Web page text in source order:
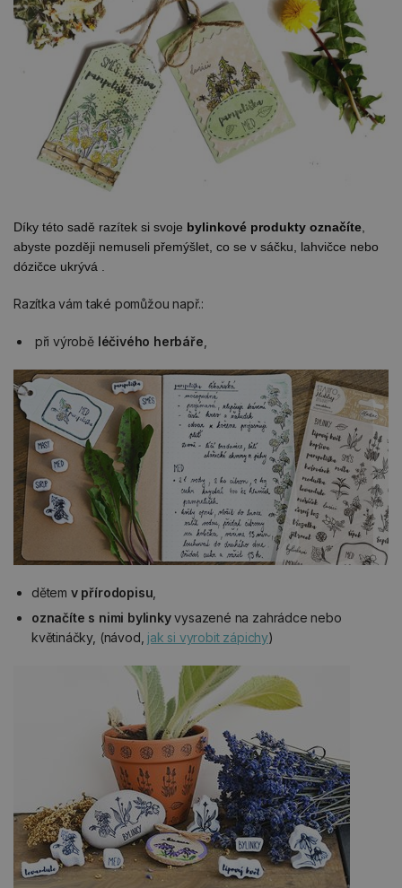
Díky této sadě razítek si svoje bylinkové produkty označíte
abyste později nemuseli přemýšlet, co se v sáčku, lahvičce nebo
dózičce ukrývá .
Razítka vám také pomůžou např.:
při výrobě léčivého herbáře
dětem v přírodopisu
označíte s nimi bylinkyvysazené na zahrádce nebo
květináčky, (návod, jak si vyrobit zápichy)